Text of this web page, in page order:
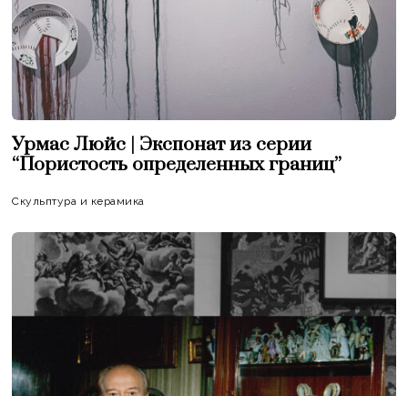
Урмас Люйс | Экспонат из серии
“Пористость определенных границ”
Скульптура и керамика